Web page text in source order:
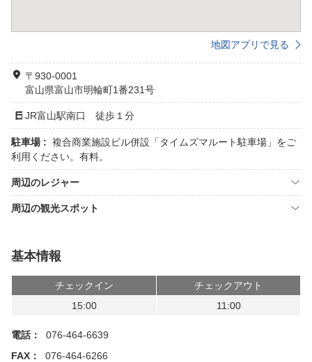
地図アプリで見る
〒930-0001
富山県富山市明輪町1番231号
JR富山駅南口 徒歩１分
駐車場 : 複合商業施設ビル併設「タイムズマルート駐車場」をご
利用ください。有料。
周辺のレジャー
周辺の観光スポット
基本情報
チェックイン
チェックアウト
15:00
11:00
電話：
076-464-6639
FAX：
076-464-6266